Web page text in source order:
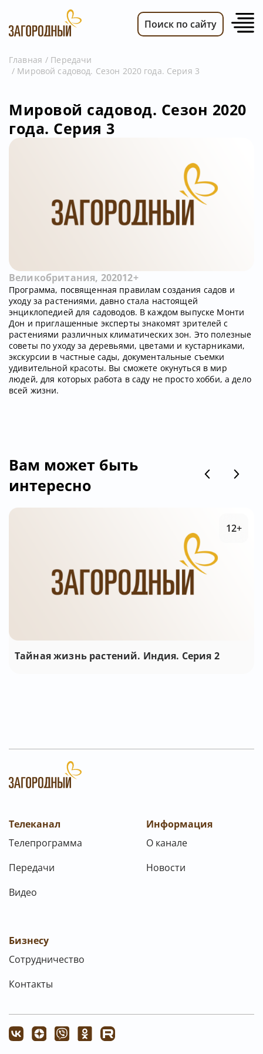
ПЕРЕДАЧИ
РЕКЛАМОДАТЕЛЯМ
Поиск по сайту
Главная
Передачи
Мировой садовод. Сезон 2020 года. Серия 3
Мировой садовод. Сезон 2020
года. Серия 3
Великобритания, 202012+
Программа, посвященная правилам создания садов и
уходу за растениями, давно стала настоящей
энциклопедией для садоводов. В каждом выпуске Монти
Дон и приглашенные эксперты знакомят зрителей с
растениями различных климатических зон. Это полезные
советы по уходу за деревьями, цветами и кустарниками,
экскурсии в частные сады, документальные съемки
удивительной красоты. Вы сможете окунуться в мир
людей, для которых работа в саду не просто хобби, а дело
всей жизни.
Вам может быть
интересно
Тайная жизнь растений. Индия. Серия 2
12+
Телеканал
Телепрограмма
Передачи
Видео
Информация
О канале
Новости
Бизнесу
Сотрудничество
Контакты